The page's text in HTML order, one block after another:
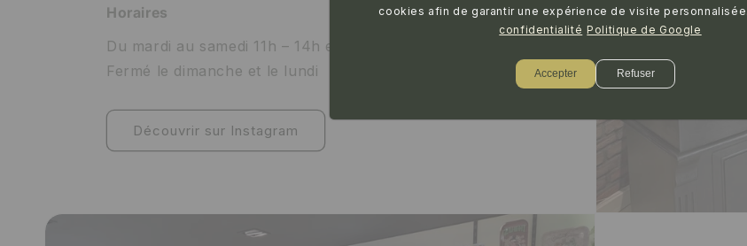
Horaires
Du mardi au samedi 11h – 14h et 15h30 – 21h
Fermé le dimanche et le lundi
Découvrir sur Instagram
cookies afin de garantir une expérience de visite personnalisée.
confidentialité Politique de Google
Accepter Refuser